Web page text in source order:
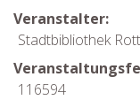
Veranstalter:
Stadtbibliothek
116594